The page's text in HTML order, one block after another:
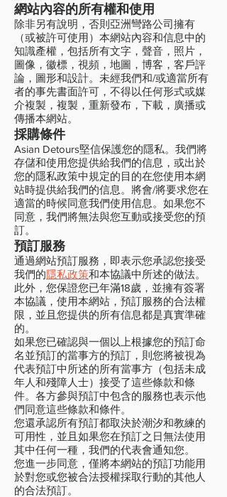
網站內容的所有權和使用
除非另有說明，否則亞洲彎路公司擁有
（或被許可使用）本網站內容和信息中的
知識產權，包括所有文字，聲音，照片，
圖像，徽標，視頻，地圖，博客，客戶評
論，圖形和設計。未經我們和/或適當所有
者的事先書面許可，不得以任何形式或媒
介複製，複製，重新發布，下載，廣播或
傳播本網站。
採購條件
Asian Detours堅信保護您的隱私。我們將
存儲和使用您提供給我們的信息，或出於
您的隱私政策中規定的目的在您使用本網
站時提供給我們的信息。將會/將要求您在
適當的時候同意我們使用信息。如果您不
同意，我們將無法與您互動或接受您的預
訂。
預訂服務
通過網站預訂服務，即表示您承認您接受
我們的隱私政策和本協議中所述的做法。
此外，您保證您已年滿18歲，並擁有簽署
本協議，使用本網站，預訂服務的合法權
限，並且您提供的所有信息都是真實準確
的。
如果您已確認與一個以上根據您的預訂命
名並預訂的當事方的預訂，則您將被視為
代表預訂中所述的所有當事方（包括未成
年人和殘障人士）接受了這些條款和條
件。各方參與預訂中包含的服務也表示他
們同意這些條款和條件。
您還承認所有預訂都取決於潮汐和教練的
可用性，並且如果您在預訂之日無法使用
其中任何一種，我們的代表會通知您。
您進一步同意，僅將本網站的預訂功能用
於對您或您被合法授權採取行動的其他人
的合法預訂。